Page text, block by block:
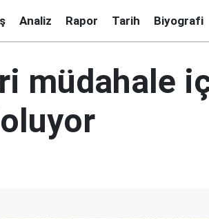
Analiz Rapor Tarih Biyografi
müdahale